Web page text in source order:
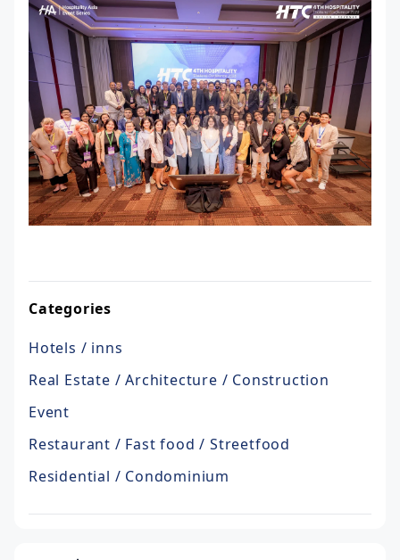
Categories
Hotels / inns
Real Estate / Architecture / Construction
Event
Restaurant / Fast food / Streetfood
Residential / Condominium